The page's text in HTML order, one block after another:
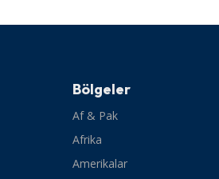
Bölgeler
Af & Pak
Afrika
Amerikalar